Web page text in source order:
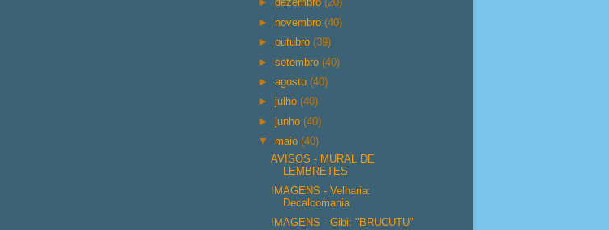
►dezembro(20)
► novembro(40)
►outubro(39)
►setembro(40)
►agosto(40)
►julho(40)
►junho(40)
▼ maio(40)
AVISOS - MURAL DE
LEMBRETES
IMAGENS - Velharia:
Decalcomania
IMAGENS - Gibi: "BRUCUTU"